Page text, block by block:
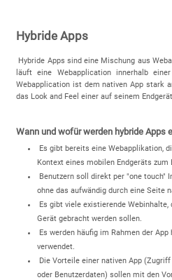
Hybride Apps
Hybride Apps sind eine Mischung aus
läuft eine Webapplication innerhalb
Webapplication ist dem nativen App stark
das Look and Feel einer auf seinem
Wann und wofür werden hybride Apps
Es gibt bereits eine Webapplikation,
Kontext eines mobilen Endgeräts
Benutzern soll direkt per "one touch"
ohne das aufwändig durch eine Seite
Es gibt viele existierende
Gerät gebracht werden sollen.
Es werden häufig im Rahmen der
verwendet.
Die Vorteile einer nativen App
oder Benutzerdaten) sollen mit den